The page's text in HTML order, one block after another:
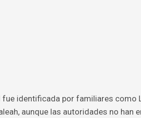
identificada por familiares como
aunque las autoridades no